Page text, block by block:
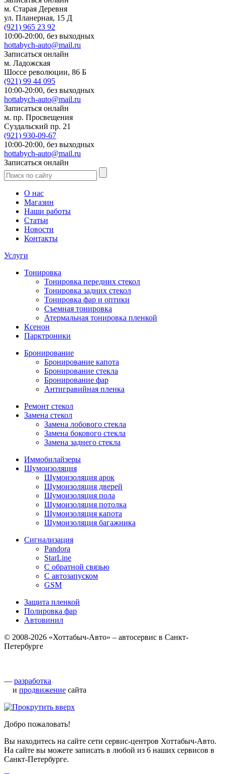
м. Старая Деревня
ул. Планерная, 15 Д
(921) 965 23 92
10:00-20:00, без выходных
hottabych-auto@mail.ru
Записаться онлайн
м. Ладожская
Шоссе революции, 86 Б
(921) 99 44 095
10:00-20:00, без выходных
hottabych-auto@mail.ru
Записаться онлайн
м. пр. Просвещения
Суздальский пр. 21
(921) 930-09-67
10:00-20:00, без выходных
hottabych-auto@mail.ru
Записаться онлайн
О нас
Магазин
Наши работы
Статьи
Новости
Контакты
Услуги
Тонировка
Тонировка передних стекол
Тонировка задних стекол
Тонировка фар и оптики
Съемная тонировка
Атермальная тонировка пленкой
Ксенон
Парктроники
Бронирование
Бронирование капота
Бронирование стекла
Бронирование фар
Антигравийная пленка
Ремонт стекол
Замена стекол
Замена лобового стекла
Замена бокового стекла
Замена заднего стекла
Иммобилайзеры
Шумоизоляция
Шумоизоляция арок
Шумоизоляция дверей
Шумоизоляция пола
Шумоизоляция потолка
Шумоизоляция капота
Шумоизоляция багажника
Сигнализация
Pandora
StarLine
С обратной связью
С автозапуском
GSM
Защита пленкой
Полировка фар
Автовинил
© 2008-2026 «Хоттабыч-Авто» – автосервис в Санкт-
Петербурге
— разработка
и продвижение сайта
Добро пожаловать!
Вы находитесь на сайте сети сервис-центров Хоттабыч-Авто.
На сайте вы можете записать в любой из 6 наших сервисов в
Санкт-Петербурге.